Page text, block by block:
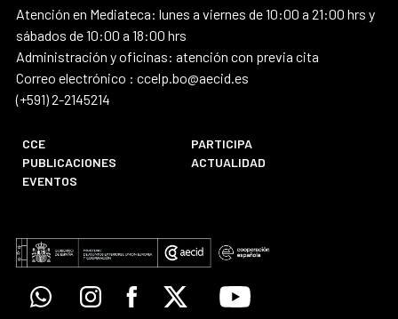
Atención en Mediateca: lunes a viernes de 10:00 a 21:00 hrs y
sábados de 10:00 a 18:00 hrs
Administración y oficinas: atención con previa cita
Correo electrónico : ccelp.bo@aecid.es
(+591) 2-2145214
CCE
PARTICIPA
PUBLICACIONES
ACTUALIDAD
EVENTOS
WhatsappInstagramFacebook
X Youtube